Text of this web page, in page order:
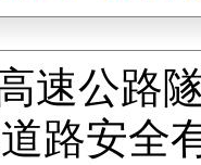
速公路
路安全